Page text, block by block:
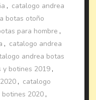
, catalogo andrea
botas otoño
para hombre ,
, catalogo andrea
andrea botas
y botines 2019 ,
, catalogo
2020 ,